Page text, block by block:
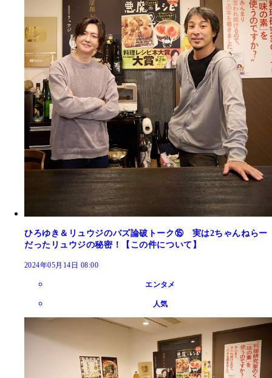
ひろゆき＆リュウジのバズ論破トーク⑮ 実は2ちゃんねらー
だったリュウジの秘密！【この件について】
2024年05月14日 08:00
エンタメ
人気